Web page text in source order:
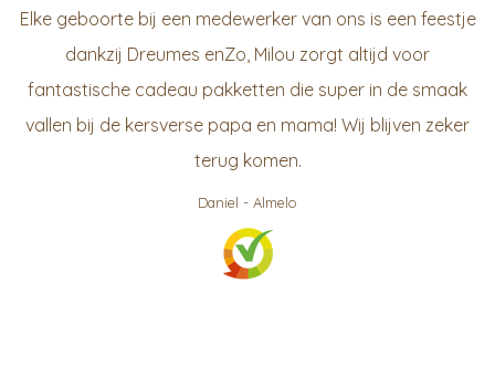
Elke geboorte bij een medewerker van ons is een feestje
dankzij Dreumes enZo, Milou zorgt altijd voor
fantastische cadeau pakketten die super in de smaak
vallen bij de kersverse papa en mama! Wij blijven zeker
terug komen.
Daniel - Almelo